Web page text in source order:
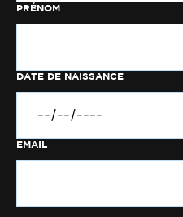
PRÉNOM
DATE DE NAISSANCE
EMAIL